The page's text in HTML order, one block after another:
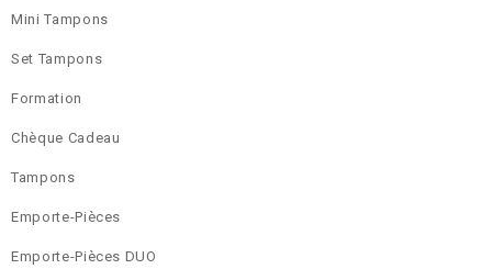
Mini Tampons
Set Tampons
Formation
Chèque Cadeau
Tampons
Emporte-Pièces
Emporte-Pièces DUO